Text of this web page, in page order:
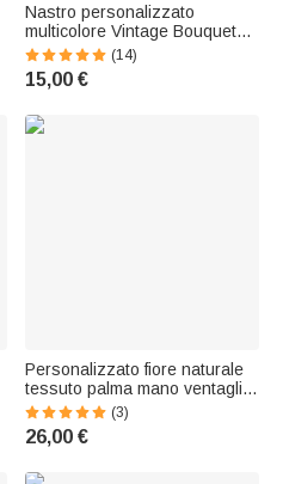
Nastro personalizzato
multicolore Vintage Bouquet
ovale con perline e ciondolo a
cuore Regalo di fidanzamento
per la coppia di sposi
(14)
15,00 €
Personalizzato fiore naturale
tessuto palma mano ventaglio
con nome uso quotidiano
regalo di nozze compleanno
per damigella d'onore amico
(3)
26,00 €